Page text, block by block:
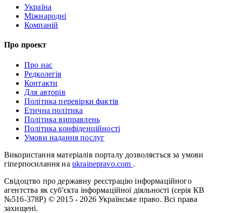
Україна
Міжнародні
Компаній
Про проект
Про нас
Редколегія
Контакти
Для авторів
Політика перевірки фактів
Етична політика
Політика виправлень
Політика конфіденційності
Умови надання послуг
Використання матеріалів порталу дозволяється за умови
гіперпосилання на ukrainepravo.com .
Свідоцтво про державну реєстрацію інформаційного
агентства як суб'єкта інформаційної діяльності (серія КВ
№516-378Р) © 2015 - 2026 Українське право. Всі права
захищені.